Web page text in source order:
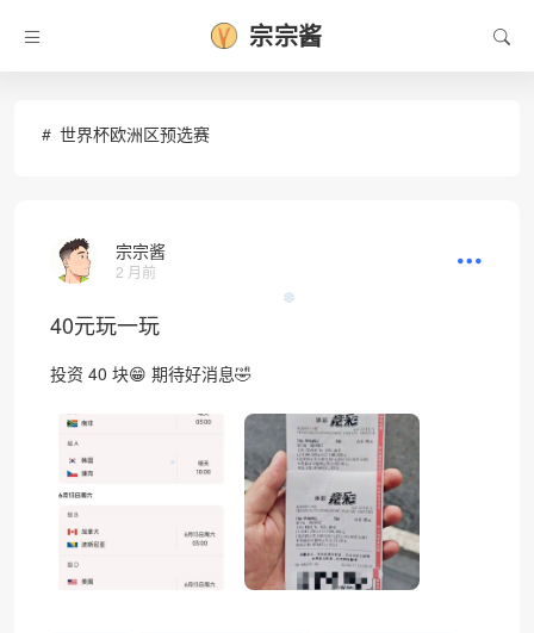
宗宗酱
世界杯欧洲区预选赛
宗宗酱
2 月前
40元玩一玩
投资 40 块😁 ​期待好消息🤣